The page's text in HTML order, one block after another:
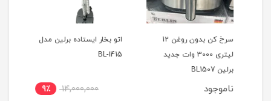
سرخ کن بدون روغن 12
لیتری 3000 وات جدید
برلین BL1507
ناموجود
اتو بخار ایستاده برلین مدل
BL-1415
14,000,000 9٪